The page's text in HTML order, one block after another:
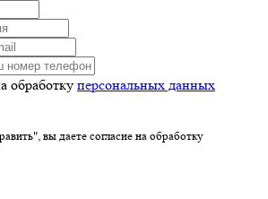
обработку персональных данных
вы даете согласие на обработку